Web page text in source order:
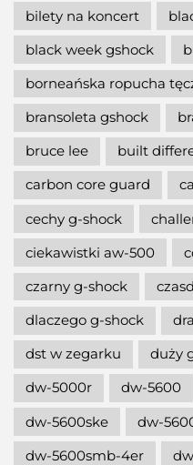
bilety na koncert
black week gshock
borneańska ropucha
bransoleta gshock
bruce lee
built
carbon core guard
cechy g-shock
ciekawistki aw-500
czarny g-shock
dlaczego g-shock
dst w zegarku
duży
dw-5000r
dw-5600
dw-5600ske
dw-
dw-5600smb-4er